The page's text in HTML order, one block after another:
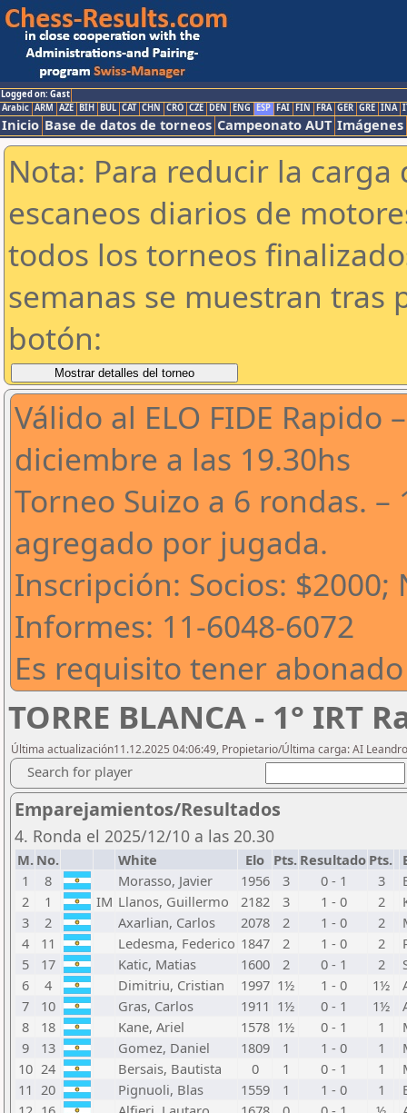
Logged on: Gast
Arabic ARM AZE BIH BUL CAT CHN CRO CZE DEN ENG ESP FAI FIN FRA GER GRE INA
Inicio Base de datos de torneos Campeonato AUT Imágenes
Nota: Para reducir la
escaneos diarios de
todos los torneos
semanas se muestran tras
botón:
Válido al ELO FIDE Rapido
diciembre a las 19.30hs
Torneo Suizo a 6 rondas. –
agregado por jugada.
Inscripción: Socios: $2000;
Informes: 11-6048-6072
Es requisito tener abonado
TORRE BLANCA - 1° IRT
Última actualización11.12.2025 04:06:49, Propietario/Última carga: AI
Search for player
Emparejamientos/Resultados
4. Ronda el 2025/12/10 a las 20.30
M. No. White Elo Pts. Resultado Pts.
1
8 Morasso, Javier 1956 3 0 - 1 3
2
1 IM Llanos, Guillermo 2182 3 1 - 0 2
3
2 Axarlian, Carlos 2078 2 1 - 0 2
4
11 Ledesma, Federico 1847 2 1 - 0 2
5
17 Katic, Matias 1600 2 0 - 1 2
6
4 Dimitriu, Cristian 1997 1½ 1 - 0 1½
7
10 Gras, Carlos 1911 1½ 0 - 1 1½
8
18 Kane, Ariel 1578 1½ 0 - 1 1
9
13 Gomez, Daniel 1809 1 1 - 0 1
10 24 Bersais, Bautista 0 1 0 - 1 1
11 20 Pignuoli, Blas 1559 1 1 - 0 1